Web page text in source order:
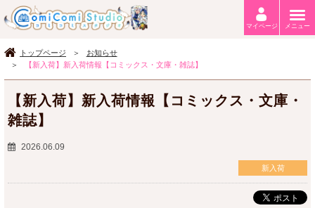
トップページ
お知らせ
【新入荷】新入荷情報【コミックス・文庫・雑誌】
【新入荷】新入荷情報【コミックス・文庫・
雑誌】
2026.06.09
新入荷
マイページ メニュー